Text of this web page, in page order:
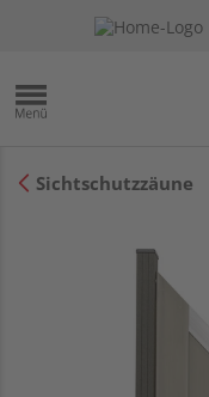
Sichtschutzzäune